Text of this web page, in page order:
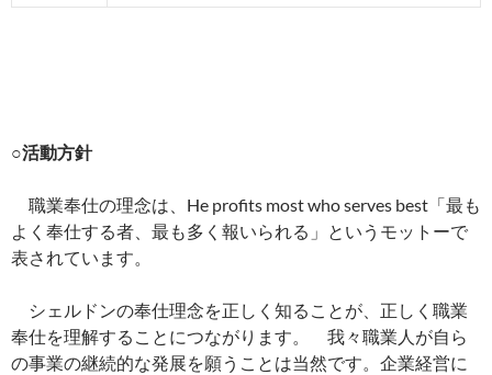
○活動方針
職業奉仕の理念は、He profits most who serves best「最も
よく奉仕する者、最も多く報いられる」というモットーで
表されています。
シェルドンの奉仕理念を正しく知ることが、正しく職業
奉仕を理解することにつながります。 我々職業人が自ら
の事業の継続的な発展を願うことは当然です。企業経営に